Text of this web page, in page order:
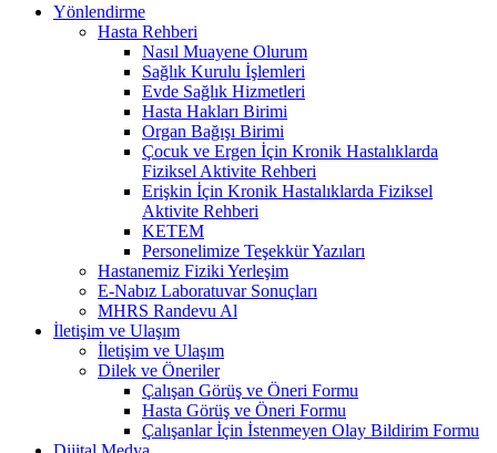
Yönlendirme
Hasta Rehberi
Nasıl Muayene Olurum
Sağlık Kurulu İşlemleri
Evde Sağlık Hizmetleri
Hasta Hakları Birimi
Organ Bağışı Birimi
Çocuk ve Ergen İçin Kronik Hastalıklarda
Fiziksel Aktivite Rehberi
Erişkin İçin Kronik Hastalıklarda Fiziksel
Aktivite Rehberi
KETEM
Personelimize Teşekkür Yazıları
Hastanemiz Fiziki Yerleşim
E-Nabız Laboratuvar Sonuçları
MHRS Randevu Al
İletişim ve Ulaşım
İletişim ve Ulaşım
Dilek ve Öneriler
Çalışan Görüş ve Öneri Formu
Hasta Görüş ve Öneri Formu
Çalışanlar İçin İstenmeyen Olay Bildirim Formu